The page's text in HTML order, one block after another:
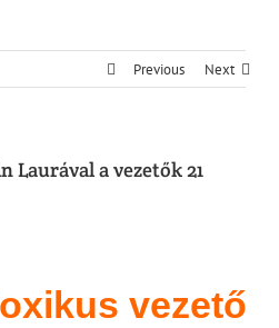
Previous Next
a vezetők 21